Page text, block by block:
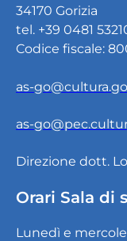
34170 Gorizia
tel. +39 0481
Codice fiscale:
as-
as-
Direzione dott.
Orari Sala di
Lunedì e